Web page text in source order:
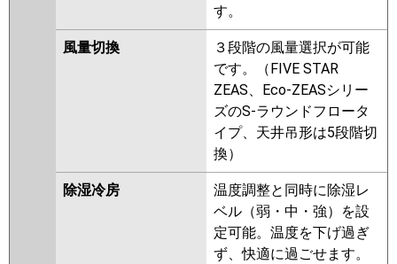
す。
風量切換
３段階の風量選択が可能
です。（FIVE STAR
ZEAS、Eco-ZEASシリー
ズのS-ラウンドフロータ
イプ、天井吊形は5段階切
換）
除湿冷房
温度調整と同時に除湿レ
ベル（弱・中・強）を設
定可能。温度を下げ過ぎ
ず、快適に過ごせます。